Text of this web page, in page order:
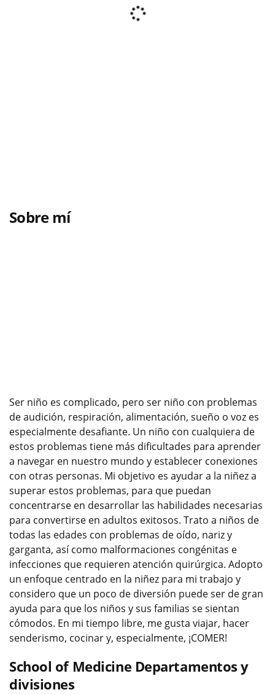
Sobre mí
Ser niño es complicado, pero ser niño con problemas
de audición, respiración, alimentación, sueño o voz es
especialmente desafiante. Un niño con cualquiera de
estos problemas tiene más dificultades para aprender
a navegar en nuestro mundo y establecer conexiones
con otras personas. Mi objetivo es ayudar a la niñez a
superar estos problemas, para que puedan
concentrarse en desarrollar las habilidades necesarias
para convertirse en adultos exitosos. Trato a niños de
todas las edades con problemas de oído, nariz y
garganta, así como malformaciones congénitas e
infecciones que requieren atención quirúrgica. Adopto
un enfoque centrado en la niñez para mi trabajo y
considero que un poco de diversión puede ser de gran
ayuda para que los niños y sus familias se sientan
cómodos. En mi tiempo libre, me gusta viajar, hacer
senderismo, cocinar y, especialmente, ¡COMER!
School of Medicine Departamentos y
divisiones